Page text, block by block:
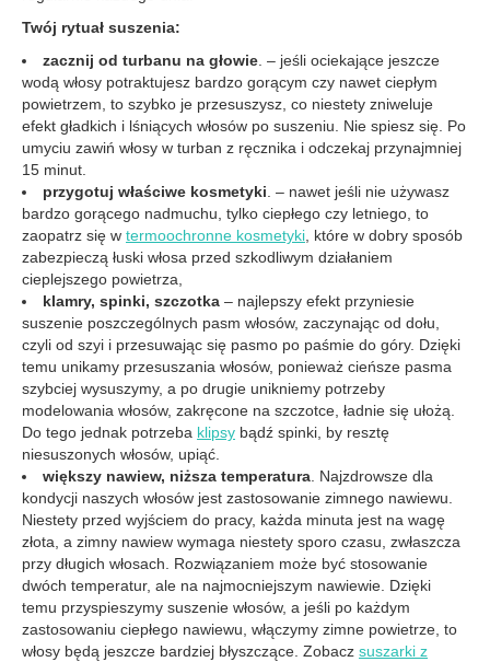
Twój rytuał suszenia:
zacznij od turbanu na głowie. – jeśli ociekające jeszcze
wodą włosy potraktujesz bardzo gorącym czy nawet ciepłym
powietrzem, to szybko je przesuszysz, co niestety zniweluje
efekt gładkich i lśniących włosów po suszeniu. Nie spiesz się. Po
umyciu zawiń włosy w turban z ręcznika i odczekaj przynajmniej
15 minut.
przygotuj właściwe kosmetyki. – nawet jeśli nie używasz
bardzo gorącego nadmuchu, tylko ciepłego czy letniego, to
zaopatrz się w termoochronne kosmetyki, które w dobry sposób
zabezpieczą łuski włosa przed szkodliwym działaniem
cieplejszego powietrza,
klamry, spinki, szczotka – najlepszy efekt przyniesie
suszenie poszczególnych pasm włosów, zaczynając od dołu,
czyli od szyi i przesuwając się pasmo po paśmie do góry. Dzięki
temu unikamy przesuszania włosów, ponieważ cieńsze pasma
szybciej wysuszymy, a po drugie unikniemy potrzeby
modelowania włosów, zakręcone na szczotce, ładnie się ułożą.
Do tego jednak potrzeba klipsy bądź spinki, by resztę
niesuszonych włosów, upiąć.
większy nawiew, niższa temperatura. Najzdrowsze dla
kondycji naszych włosów jest zastosowanie zimnego nawiewu.
Niestety przed wyjściem do pracy, każda minuta jest na wagę
złota, a zimny nawiew wymaga niestety sporo czasu, zwłaszcza
przy długich włosach. Rozwiązaniem może być stosowanie
dwóch temperatur, ale na najmocniejszym nawiewie. Dzięki
temu przyspieszymy suszenie włosów, a jeśli po każdym
zastosowaniu ciepłego nawiewu, włączymy zimne powietrze, to
włosy będą jeszcze bardziej błyszczące. Zobacz suszarki z